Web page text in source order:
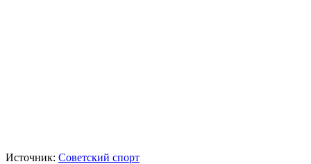
Источник: Советский спорт